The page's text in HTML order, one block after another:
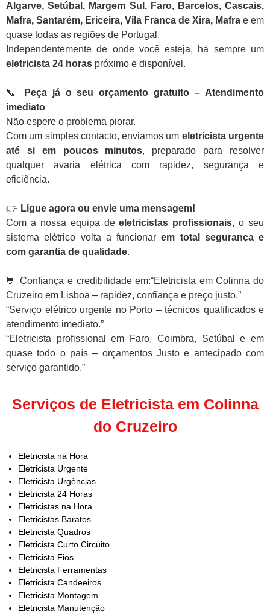
Algarve, Setúbal, Margem Sul, Faro, Barcelos, Cascais,
Mafra, Santarém, Ericeira, Vila Franca de Xira, Mafra e em
quase todas as regiões de Portugal.
Independentemente de onde você esteja, há sempre um
eletricista 24 horas próximo e disponível.
📞
Peça já o seu orçamento gratuito – Atendimento
imediato
Não espere o problema piorar.
Com um simples contacto, enviamos um eletricista urgente
até si em poucos minutos, preparado para resolver
qualquer avaria elétrica com rapidez, segurança e
eficiência.
👉 Ligue agora ou envie uma mensagem!
Com a nossa equipa deeletricistas profissionais, o seu
sistema elétrico volta a funcionarem total segurança e
com garantia de qualidade.
💬 Confiança e credibilidade em:“Eletricista em Colinna do
Cruzeiro em Lisboa – rapidez, confiança e preço justo.”
“Serviço elétrico urgente no Porto – técnicos qualificados e
atendimento imediato.”
“Eletricista profissional em Faro, Coimbra, Setúbal e em
quase todo o país – orçamentos Justo e antecipado com
serviço garantido.”
Serviços de Eletricista em Colinna
do Cruzeiro
Eletricista na Hora
Eletricista Urgente
Eletricista Urgências
Eletricista 24 Horas
Eletricistas na Hora
Eletricistas Baratos
Eletricista Quadros
Eletricista Curto Circuito
Eletricista Fios
Eletricista Ferramentas
Eletricista Candeeiros
Eletricista Montagem
Eletricista Manutenção